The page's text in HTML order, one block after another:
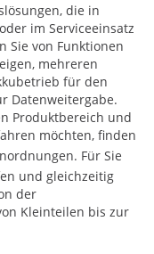
die in
im Serviceeinsatz
Sie von Funktionen
mehreren
für den
Datenweitergabe.
Produktbereich und
möchten, finden
Für Sie
und gleichzeitig
der
Kleinteilen bis zur